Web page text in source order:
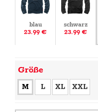
blau
23.99 €
schwarz
23.99 €
Größe
M L XL XXL